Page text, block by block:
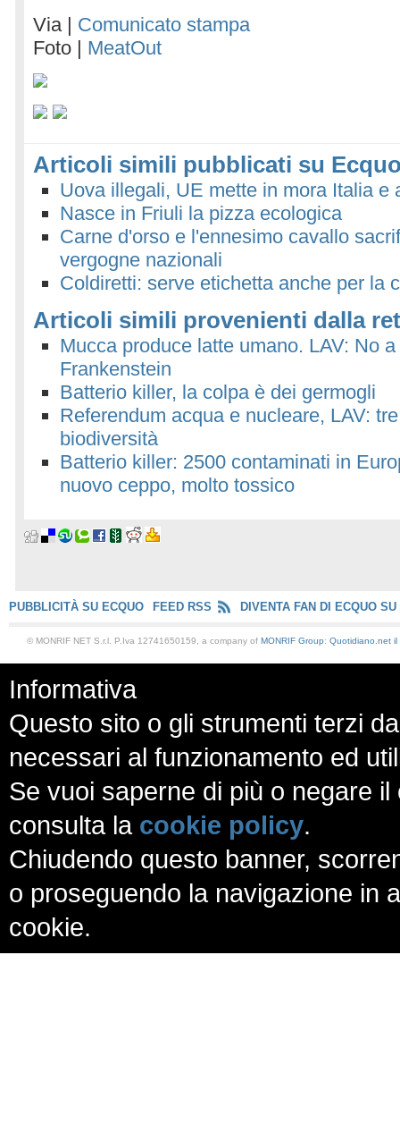
Via | Comunicato stampa
Foto | MeatOut
Articoli simili pubblicati su
Uova illegali, UE mette in mora Italia e
Nasce in Friuli la pizza ecologica
Carne d'orso e l'ennesimo cavallo
vergogne nazionali
Coldiretti: serve etichetta anche per la
Articoli simili provenienti dalla
Mucca produce latte umano. LAV: No
Frankenstein
Batterio killer, la colpa è dei germogli
Referendum acqua e nucleare, LAV:
biodiversità
Batterio killer: 2500 contaminati in
nuovo ceppo, molto tossico
PUBBLICITÀ SU ECQUO FEED RSS DIVENTA FAN DI ECQUO SU
© MONRIF NET S.r.l. P.Iva 12741650159, a company of MONRIF Group: Quotidiano.net il
Informativa
Questo sito o gli strumenti terzi
necessari al funzionamento ed
Se vuoi saperne di più o negare
consulta la cookie policy.
Chiudendo questo banner,
o proseguendo la navigazione in
cookie.